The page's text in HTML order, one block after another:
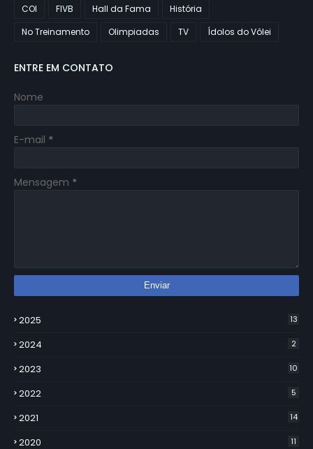
COI
FIVB Hall da Fama
História
No Treinamento
Olimpiadas TV Ídolos do Vôlei
ENTRE EM CONTATO
Nome
E-mail *
Mensagem *
2025 13
2024 2
2023 10
2022 5
2021 14
2020 11